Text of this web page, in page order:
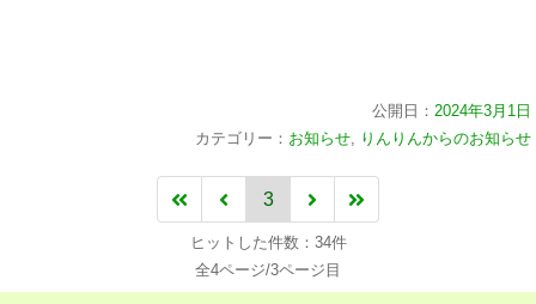
公開日： 2024年3月1日
カテゴリー： お知らせ, りんりんからのお知らせ
3
ヒットした件数：34件
全4ページ/3ページ目